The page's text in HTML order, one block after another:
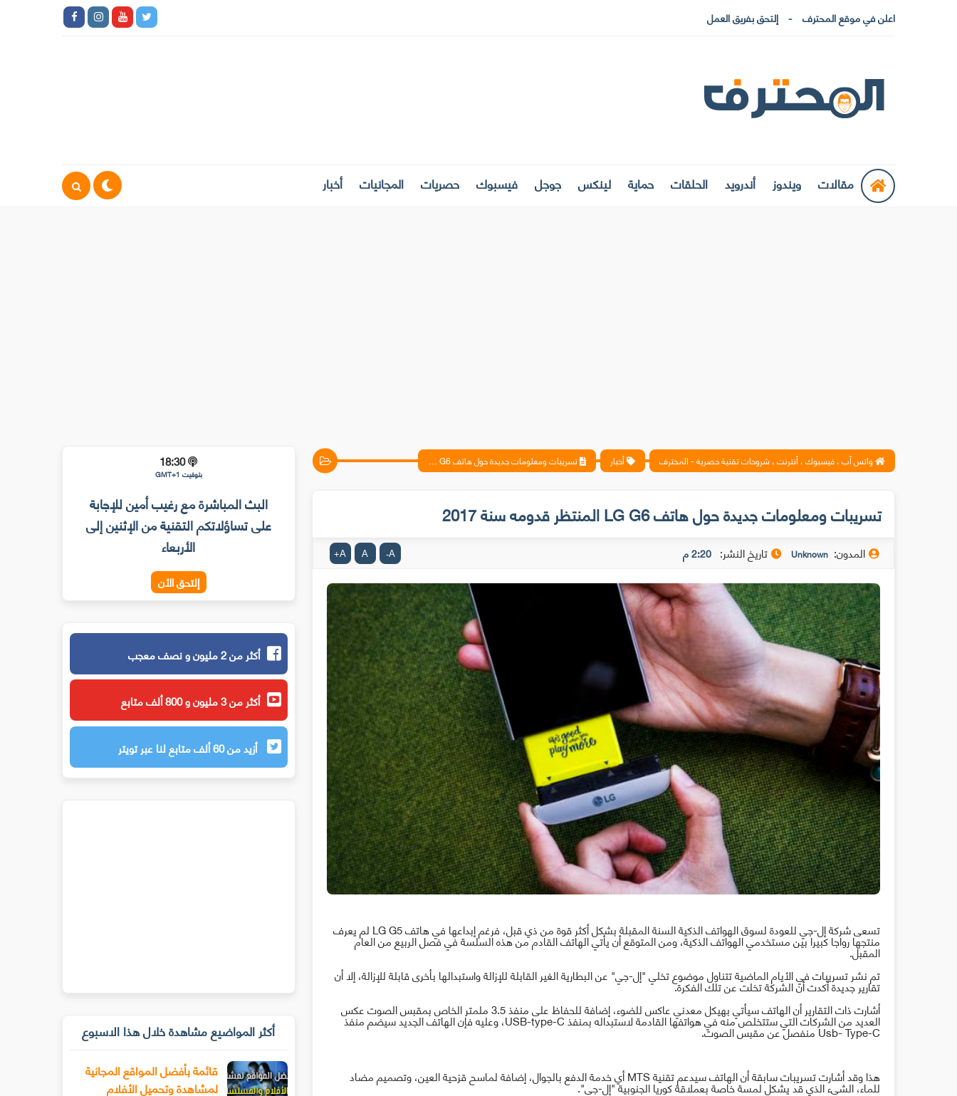
اعلن في موقع المحترف إلتحق بفريق العمل
مقالات ويندوز أندرويد الحلقات حماية لينكس جوجل فيسبوك حصريات المجانيات أخبار
واتس آب ، فيسبوك ، أنترنت ، شروحات تقنية حصرية - المحترف أخبار تسريبات ومعلومات جديدة حول هاتف LG G6 المنتظر قدومه سنة 2017
تسريبات ومعلومات جديدة حول هاتف LG G6 المنتظر قدومه سنة 2017
المدون: Unknown تاريخ النشر: 2:20 م A
-
A
A
+
تسعى شركة إل-جي للعودة لسوق الهواتف الذكية السنة المقبلة بشكل أكثر قوة من ذي قبل، فرغم إبداعها في هاتفLG G5لم يعرفمنتجها رواجا كبيرا بين مستخدمي الهواتف الذكية، ومن المتوقع أن يأتي الهاتف القادم من هذه السلسة في فصل الربيع من العام
المقبل.
تم نشر تسريبات في الأيام الماضية تتناول موضوع تخلي "إل-جي" عن البطارية الغير القابلة للإزالة واستبدالها بأخرى قابلة للإزالة، إلا أن
تقارير جديدة أكدت أن الشركة تخلت عن تلك الفكرة.
أشارت ذات التقارير أن الهاتف سيأتي بهيكل معدني عاكس للضوء، إضافة للحفاظ على منفذ 3.5 ملمتر الخاص بمقبس الصوت عكس
العديد من الشركات التي ستتخلص منه في هواتفها القادمة لاستبداله بمنفذUSB-type-C، وعليه فإن الهاتف الجديد سيضم منفذ Usb- Type-Cمنفصل عن مقبس الصوت.
هذا وقد أشارت تسريبات سابقة أن الهاتف سيدعم تقنيةMTSأي خدمة الدفع بالجوال، إضافة لماسح قزحية العين، وتصميم مضادللماء، الشيء الذي قد يشكل لمسة خاصة بعملاقة كوريا الجنوبية "إل-جي".
18:30
بتوقيت GMT+1
البث المباشرة مع رغيب أمين للإجابة
على تساؤلاتكم التقنية من الإثنين إلى
الأربعاء
إلتحق الأن
أكثر من 2 مليون و نصف معجب
أكثر من 3 مليون و 800 ألف متابع
أزيد من 60 ألف متابع لنا عبر تويتر
أكثر المواضيع مشاهدة خلال هذا الاسبوع
قائمة بأفضل المواقع المجانية
لمشاهدة وتحميل الأفلام